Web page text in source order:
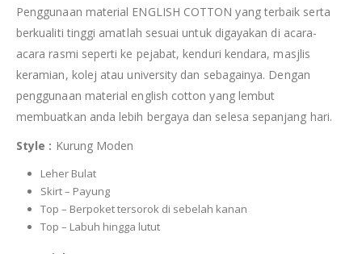
Penggunaan material ENGLISH COTTON yang terbaik serta
berkualiti tinggi amatlah sesuai untuk digayakan di acara-
acara rasmi seperti ke pejabat, kenduri kendara, masjlis
keramian, kolej atau university dan sebagainya. Dengan
penggunaan material english cotton yang lembut
membuatkan anda lebih bergaya dan selesa sepanjang hari.
Style : Kurung Moden
Leher Bulat
Skirt – Payung
Top – Berpoket tersorok di sebelah kanan
Top – Labuh hingga lutut